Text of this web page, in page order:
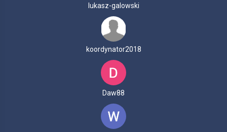
lukasz-galowski
koordynator2018
Daw88